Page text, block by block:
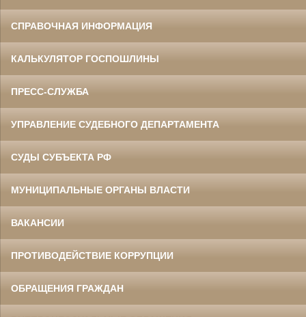
СПРАВОЧНАЯ ИНФОРМАЦИЯ
КАЛЬКУЛЯТОР ГОСПОШЛИНЫ
ПРЕСС-СЛУЖБА
УПРАВЛЕНИЕ СУДЕБНОГО ДЕПАРТАМЕНТА
СУДЫ СУБЪЕКТА РФ
МУНИЦИПАЛЬНЫЕ ОРГАНЫ ВЛАСТИ
ВАКАНСИИ
ПРОТИВОДЕЙСТВИЕ КОРРУПЦИИ
ОБРАЩЕНИЯ ГРАЖДАН